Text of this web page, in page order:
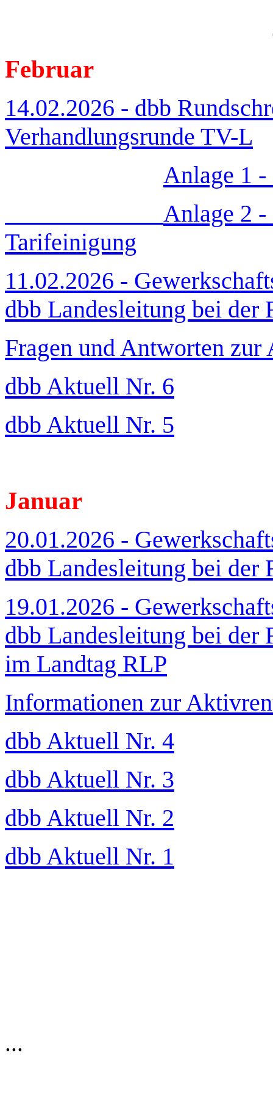
Februar
14.02.2026 - dbb
Verhandlungsrunde TV-L
Anlage 1
Anlage 2
Tarifeinigung
11.02.2026 -
dbb Landesleitung bei der
Fragen und Antworten
dbb Aktuell Nr. 6
dbb Aktuell Nr. 5
Januar
20.01.2026 -
dbb Landesleitung bei
19.01.2026 -
dbb Landesleitung bei
im Landtag RLP
Informationen zur
dbb Aktuell Nr. 4
dbb Aktuell Nr. 3
dbb Aktuell Nr. 2
dbb Aktuell Nr. 1
...